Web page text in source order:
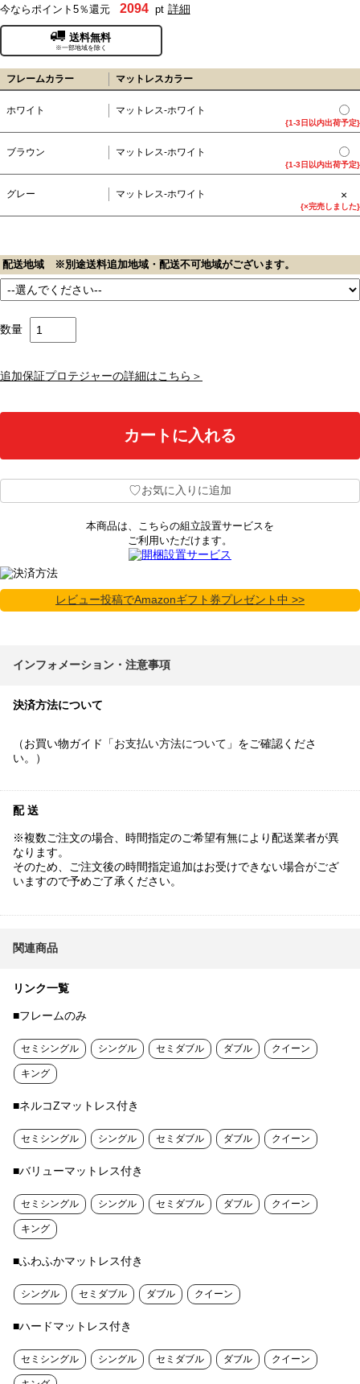
今ならポイント5％還元
2094 pt 詳細
送料無料
※一部地域を除く
フレームカラー マットレスカラー
ホワイト マットレス-ホワイト
{1-3日以内出荷予定}
ブラウン マットレス-ホワイト
{1-3日以内出荷予定}
グレー マットレス-ホワイト ×
{×完売しました}
配送地域 ※別途送料追加地域・配送不可地域がございます。
数量
追加保証プロテジャーの詳細はこちら＞
♡お気に入りに追加
本商品は、こちらの組立設置サービスを
ご利用いただけます。
レビュー投稿でAmazonギフト券プレゼント中 >>
インフォメーション・注意事項
決済方法について
（お買い物ガイド「お支払い方法について 」をご確認くださ
い。）
配 送
※複数ご注文の場合、時間指定のご希望有無により配送業者が異
なります。
そのため、ご注文後の時間指定追加はお受けできない場合がござ
いますので予めご了承ください。
関連商品
リンク一覧
■フレームのみ
セミシングル シングル セミダブル ダブル クイーン
キング
■ネルコZマットレス付き
セミシングル シングル セミダブル ダブル クイーン
■バリューマットレス付き
セミシングル シングル セミダブル ダブル クイーン
キング
■ふわふかマットレス付き
シングル セミダブル ダブル クイーン
■ハードマットレス付き
セミシングル シングル セミダブル ダブル クイーン